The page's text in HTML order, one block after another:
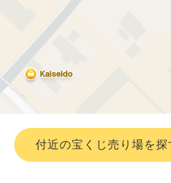
付近の宝くじ売り場を探